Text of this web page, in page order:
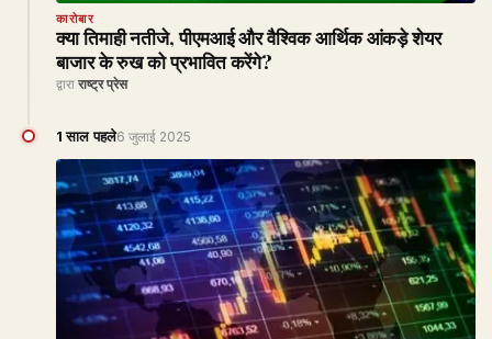
कारोबार
क्या तिमाही नतीजे, पीएमआई और वैश्विक आर्थिक आंकड़े शेयर
बाजार के रुख को प्रभावित करेंगे?
द्वारा राष्ट्र प्रेस
1 साल पहले6 जुलाई 2025